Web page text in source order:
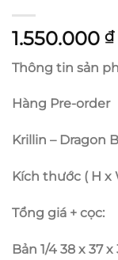
1.550.000 ₫
Thông tin sản
Hàng Pre-order
Krillin – Dragon
Kích thước ( H x
Tổng giá + cọc:
Bản 1/4 38 x 37 x